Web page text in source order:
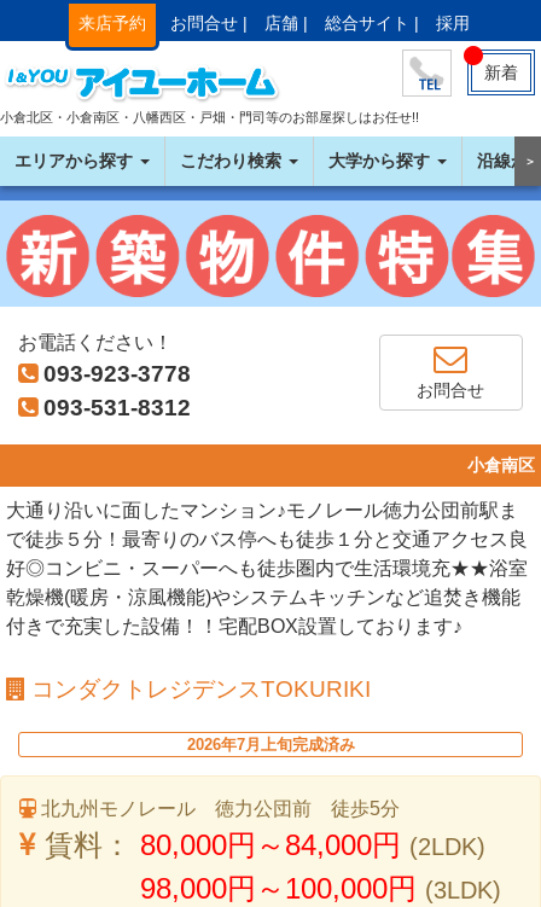
来店予約 お問合せ | 店舗 | 総合サイト | 採用
新着
小倉北区・小倉南区・八幡西区・戸畑・門司等のお部屋探しはお任せ!!
エリアから探す こだわり検索 大学から探す 沿線か＞
お電話ください！
093-923-3778
093-531-8312
お問合せ
小倉南区
大通り沿いに面したマンション♪モノレール徳力公団前駅ま
で徒歩５分！最寄りのバス停へも徒歩１分と交通アクセス良
好◎コンビニ・スーパーへも徒歩圏内で生活環境充★★浴室
乾燥機(暖房・涼風機能)やシステムキッチンなど追焚き機能
付きで充実した設備！！宅配BOX設置しております♪
コンダクトレジデンスTOKURIKI
2026年7月上旬完成済み
北九州モノレール 徳力公団前 徒歩5分
賃料： 80,000円～84,000円 (2LDK)
98,000円～100,000円 (3LDK)